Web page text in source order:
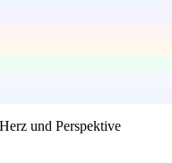
und Perspektive